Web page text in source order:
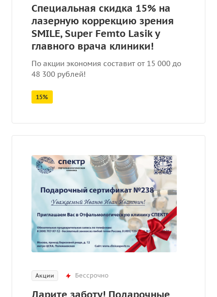
Специальная скидка 15% на
лазерную коррекцию зрения
SMILE, Super Femto Lasik у
главного врача клиники!
По акции экономия составит от 15 000 до
48 300 рублей!
15%
Акции Бессрочно